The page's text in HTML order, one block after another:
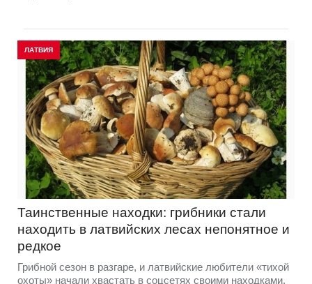
ЛАТВИЯ
Таинственные находки: грибники стали
находить в латвийских лесах непонятное и
редкое
Грибной сезон в разгаре, и латвийские любители «тихой
охоты» начали хвастать в соцсетях своими находками.